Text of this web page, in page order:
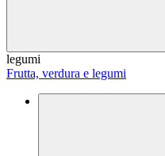
legumi
Frutta, verdura e legumi